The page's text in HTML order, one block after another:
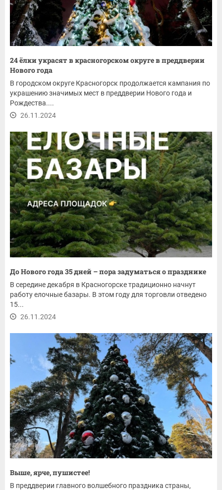
24 ёлки украсят в красногорском округе в преддверии
Нового года
В городском округе Красногорск продолжается кампания по
украшению значимых мест в преддверии Нового года и
Рождества....
26.11.2024
До Нового года 35 дней – пора задуматься о празднике
В середине декабря в Красногорске традиционно начнут
работу елочные базары. В этом году для торговли отведено
15...
26.11.2024
Выше, ярче, пушистее!
В преддверии главного волшебного праздника страны,